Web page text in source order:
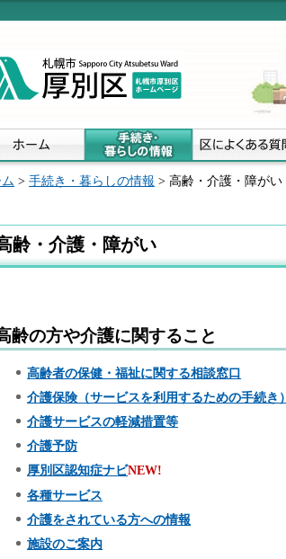
> 手続き・暮らしの情報 > 高齢・介護・障がい
齢・介護・障がい
齢の方や介護に関すること
高齢者の保健・福祉に関する相談窓口
介護保険（サービスを利用するための手続き）
介護サービスの軽減措置等
介護予防
厚別区認知症ナビNEW!
各種サービス
介護をされている方への情報
施設のご案内